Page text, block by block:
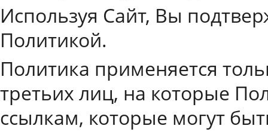
Используя Сайт, Вы
Политикой.
Политика применяется
третьих лиц, на которые
ссылкам, которые могут